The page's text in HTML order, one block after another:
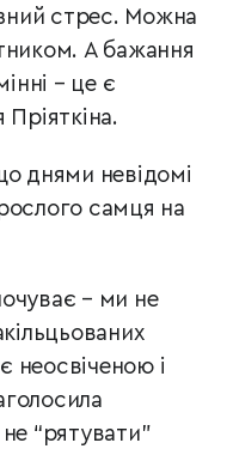
стрес. Можна
А бажання
– це є
днями невідомі
самця на
– ми не
неосвіченою і
“рятувати”